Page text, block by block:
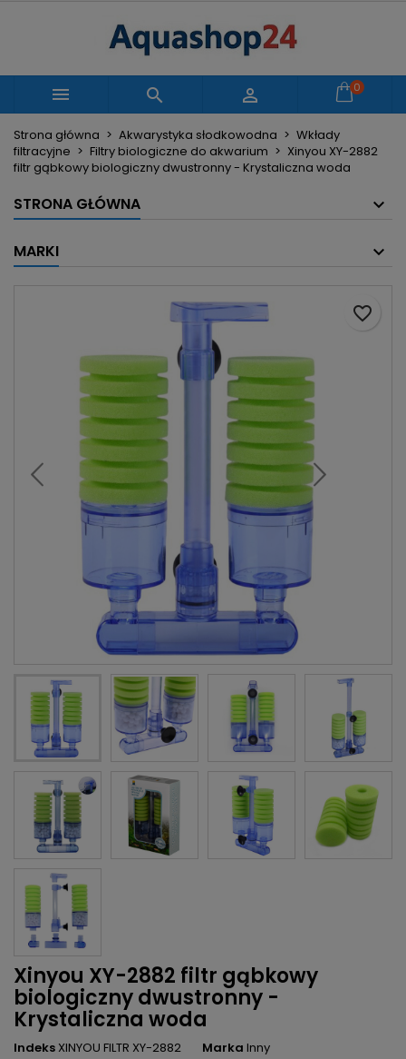
   0
Strona główna Akwarystyka słodkowodna
Wkłady
filtracyjne
Filtry biologiczne do akwarium
Xinyou XY-2882
filtr gąbkowy biologiczny dwustronny - Krystaliczna woda
STRONA GŁÓWNA
MARKI
Xinyou XY-2882 filtr gąbkowy
biologiczny dwustronny -
Krystaliczna woda
Indeks XINYOU FILTR XY-2882 Marka Inny
favorite_border
Moje listy życzeń
add_circle_outline Utwórz nową listę
Utwórz listę życzeń
Nazwa listy życzeń
Utwórz listę życzeń
Zaloguj się
Musisz być zalogowany by zapisać produkty na
swojej liście życzeń.
Anuluj Zaloguj się